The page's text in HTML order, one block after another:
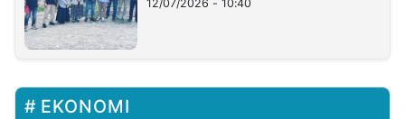
12/07/2026 - 10:40
EKONOMI